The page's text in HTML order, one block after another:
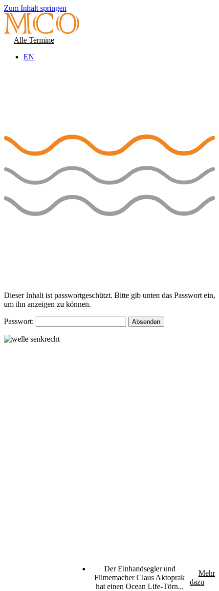
Zum Inhalt springen
Alle Termine
EN
Dieser Inhalt ist passwortgeschützt. Bitte gib unten das Passwort ein,
um ihn anzeigen zu können.
Passwort:
Der Einhandsegler und
Filmemacher Claus Aktoprak
hat einen Ocean Life-Törn...
Mehr
dazu